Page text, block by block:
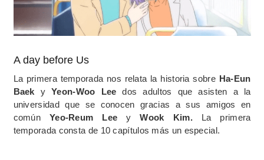
A day before Us
La primera temporada nos relata la historia sobre Ha-Eun
Baek yYeon-Woo Lee dos adultos que asisten a la
universidad que se conocen gracias a sus amigos en
común Yeo-Reum LeeyWook Kim.La primera
temporada consta de 10 capítulos más un especial.